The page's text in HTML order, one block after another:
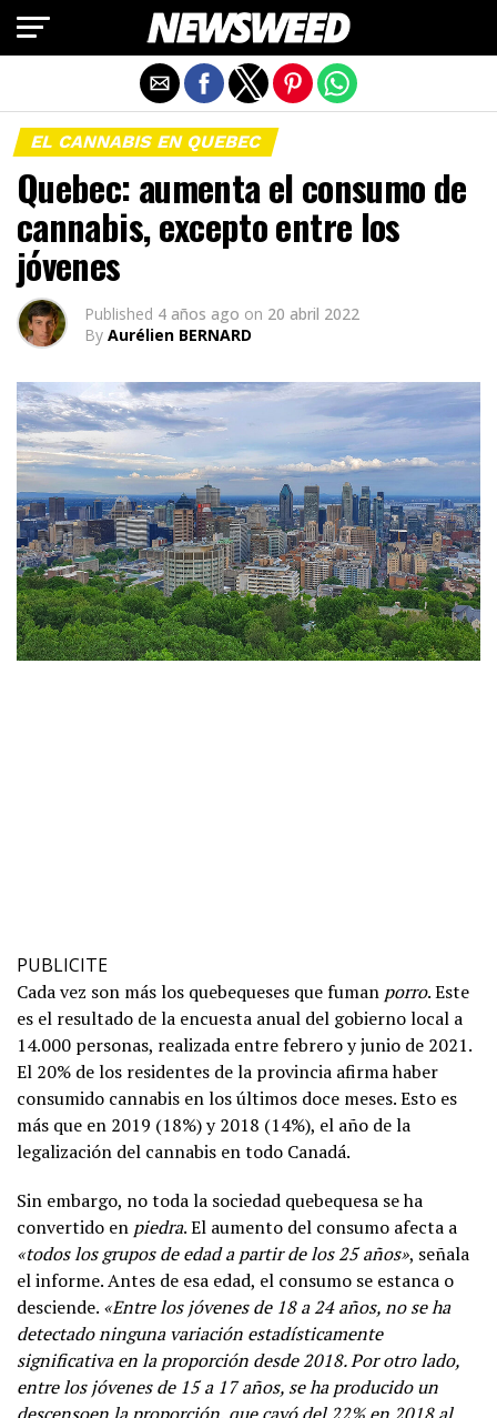
EL CANNABIS EN QUEBEC
Quebec: aumenta el consumo de
cannabis, excepto entre los
jóvenes
Published 4 años ago on 20 abril 2022
By Aurélien BERNARD
PUBLICITE
Cada vez son más los quebequeses que fuman porro. Este
es el resultado de la encuesta anual del gobierno local a
14.000 personas, realizada entre febrero y junio de 2021.
El 20% de los residentes de la provincia afirma haber
consumido cannabis en los últimos doce meses. Esto es
más que en 2019 (18%) y 2018 (14%), el año de la
legalización del cannabis en todo Canadá.
Sin embargo, no toda la sociedad quebequesa se ha
convertido en piedra. El aumento del consumo afecta a
«todoslos grupos de edad a partir de los 25 años», señala
el informe. Antes de esa edad, el consumo se estanca o
desciende. «Entre los jóvenes de 18 a 24 años,no se ha
detectado ninguna variación estadísticamente
significativa en laproporción desde 2018. Por otro lado,
entre los jóvenes de 15 a 17 años, se ha producido un
Salir de la versión móvil